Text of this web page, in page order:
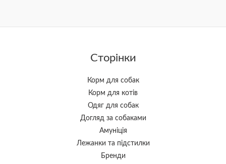
Сторінки
Корм для собак
Корм для котів
Одяг для собак
Догляд за собаками
Амуніція
Лежанки та підстилки
Бренди